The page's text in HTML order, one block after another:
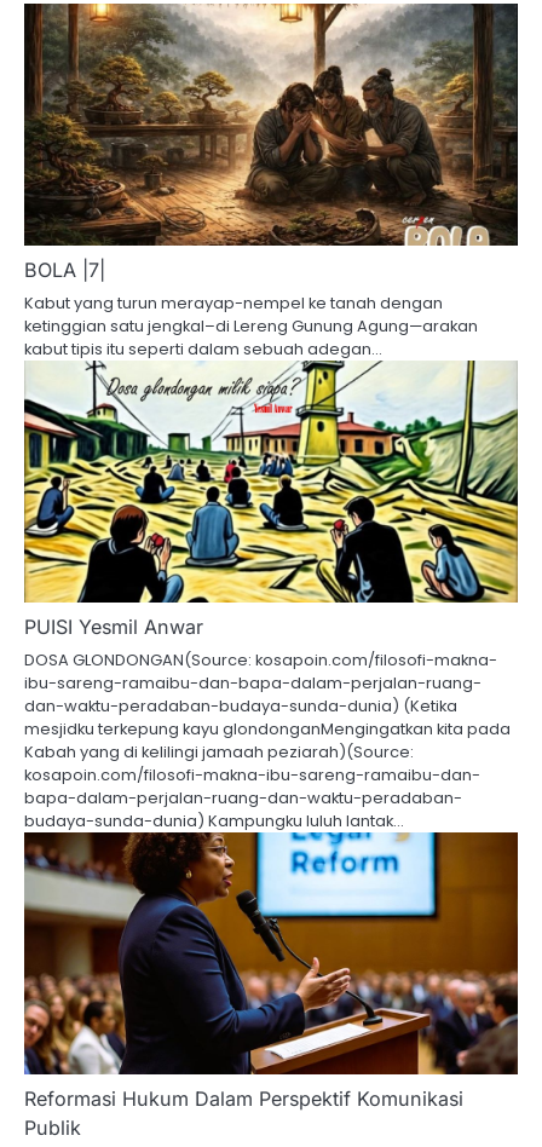
BOLA |7|
Kabut yang turun merayap-nempel ke tanah dengan
ketinggian satu jengkal–di Lereng Gunung Agung—arakan
kabut tipis itu seperti dalam sebuah adegan…
PUISI Yesmil Anwar
DOSA GLONDONGAN(Source: kosapoin.com/filosofi-makna-
ibu-sareng-ramaibu-dan-bapa-dalam-perjalan-ruang-
dan-waktu-peradaban-budaya-sunda-dunia) (Ketika
mesjidku terkepung kayu glondonganMengingatkan kita pada
Kabah yang di kelilingi jamaah peziarah)(Source:
kosapoin.com/filosofi-makna-ibu-sareng-ramaibu-dan-
bapa-dalam-perjalan-ruang-dan-waktu-peradaban-
budaya-sunda-dunia) Kampungku luluh lantak…
Reformasi Hukum Dalam Perspektif Komunikasi
Publik